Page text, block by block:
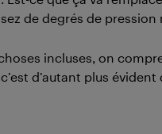
de degrés de
incluses, on
d’autant plus